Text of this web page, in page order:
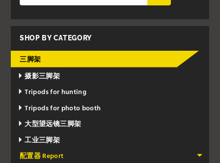
SHOP BY CATEGORY
三脚架
摄影三脚架
Tripods for hunting
Tripods for photo booth
大型望远镜三脚架
工业三脚架
配置器 Report